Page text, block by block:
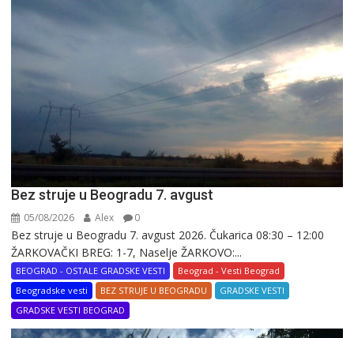
Bez struje u Beogradu 7. avgust
05/08/2026 Alex 0
Bez struje u Beogradu 7. avgust 2026. Čukarica 08:30 – 12:00
ŽARKOVAČKI BREG: 1-7, Naselje ŽARKOVO:...
BEOGRAD - OSTALE GRADSKE VESTI
Beograd - Vesti Beograd
Beogradske vesti
BEZ STRUJE U BEOGRADU
GRADSKE VESTI
GRADSKE VESTI BEOGRAD